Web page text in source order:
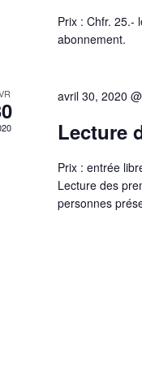
Prix : Chfr. 25.-
abonnement.
avril 30, 2020
Lecture
Prix : entrée
Lecture des
personnes